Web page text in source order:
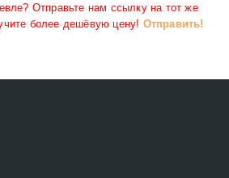
Отправьте нам ссылку на тот же
более дешёвую цену! Отправить!